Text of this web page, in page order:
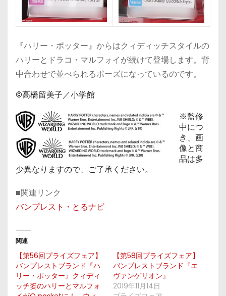
『ハリー・ポッター』からはクィディッチスタイルの
ハリーとドラコ・マルフォイが続けて登場します。背
中合わせで並べられるポーズになっているのです。
©高橋留美子／小学館
※監修
中につ
き、画
像と商
品は多
少異なりますので、ご了承ください。
■関連リンク
バンプレスト・とるナビ
関連
【第56回プライズフェア】
バンプレストブランド『ハ
リー・ポッター』クィディ
ッチ姿のハリーとマルフォ
【第58回プライズフェア】
バンプレストブランド『エ
ヴァンゲリオン』
2019年11月14日